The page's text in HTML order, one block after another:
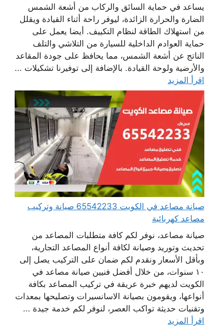
يساعد في حماية السائق والركاب من أشعة الشمس
الضارة والحرارة الزائدة، ليوفر راحة أثناء القيادة ويقلل
من استهلاك الطاقة لنظام التكييف. أيضا يعمل على
حماية العوادم الداخلية للسيارة من التلاشي والتلف
الناتج عن أشعة الشمس، مما يحافظ على جودة المقاعد
والأرضية ولوحة القيادة. بالإضافة إلى توفيرنا تشكيلات ...
اقرأ المزيد
صيانة مصاعد في الكويت 65542233 صيانة وتركيب
مصاعد كهربائية
صيانة مصاعد، نوفر لكم كافة متطلبات المصاعد من
تحديث وتوريد وصيانة لكافة أنواع المصاعد التجارية،
وبأقل الأسعار ونقدم لكم ضمان على التركيب يصل إلى
١٠ سنوات، من خلال أفضل فنيين صيانة مصاعد في
الكويت لديهم خبرة عريقة في تركيب المصاعد بكافة
أنواعها، ويقومون بصيانة الاسانسيرات وتصليحها بمعدات
وتقنيات حديثة تواكب العصر، لنوفر لكم خدمة جيدة ...
اقرأ المزيد